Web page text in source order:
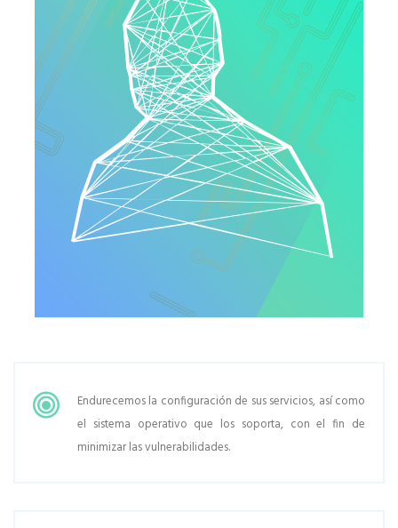
Endurecemos la configuración de sus servicios, así como
el sistema operativo que los soporta, con el fin de
minimizar las vulnerabilidades.